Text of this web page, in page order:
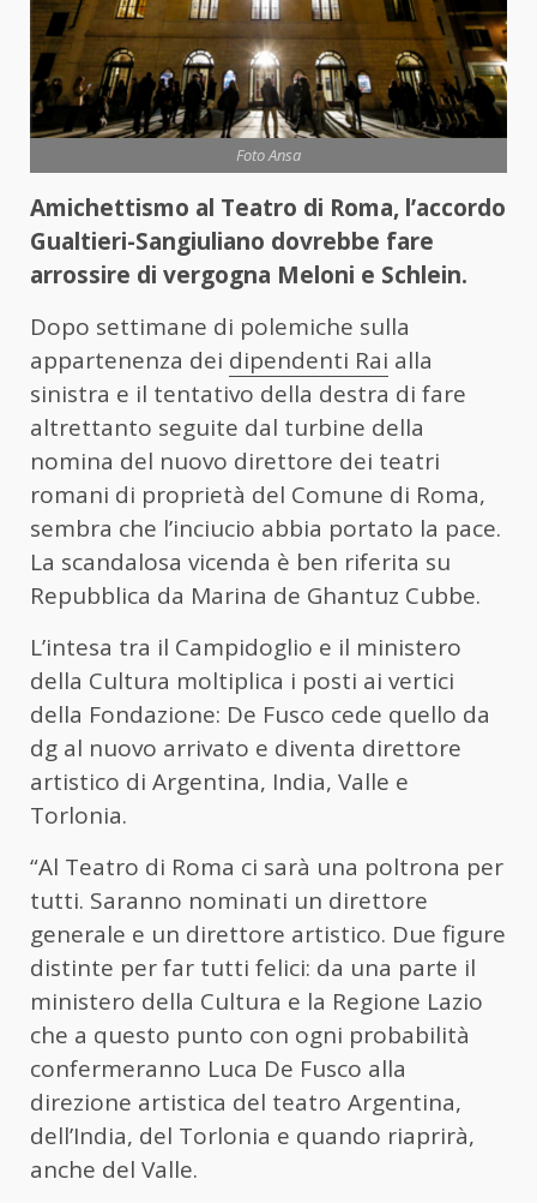
Foto Ansa
Amichettismo al Teatro di Roma, l’accordo
Gualtieri-Sangiuliano dovrebbe fare
arrossire di vergogna Meloni e Schlein.
Dopo settimane di polemiche sulla
appartenenza dei dipendenti Rai alla
sinistra e il tentativo della destra di fare
altrettanto seguite dal turbine della
nomina del nuovo direttore dei teatri
romani di proprietà del Comune di Roma,
sembra che l’inciucio abbia portato la pace.
La scandalosa vicenda è ben riferita su
Repubblica da Marina de Ghantuz Cubbe.
L’intesa tra il Campidoglio e il ministero
della Cultura moltiplica i posti ai vertici
della Fondazione: De Fusco cede quello da
dg al nuovo arrivato e diventa direttore
artistico di Argentina, India, Valle e
Torlonia.
“Al Teatro di Roma ci sarà una poltrona per
tutti. Saranno nominati un direttore
generale e un direttore artistico. Due figure
distinte per far tutti felici: da una parte il
ministero della Cultura e la Regione Lazio
che a questo punto con ogni probabilità
confermeranno Luca De Fusco alla
direzione artistica del teatro Argentina,
dell’India, del Torlonia e quando riaprirà,
anche del Valle.